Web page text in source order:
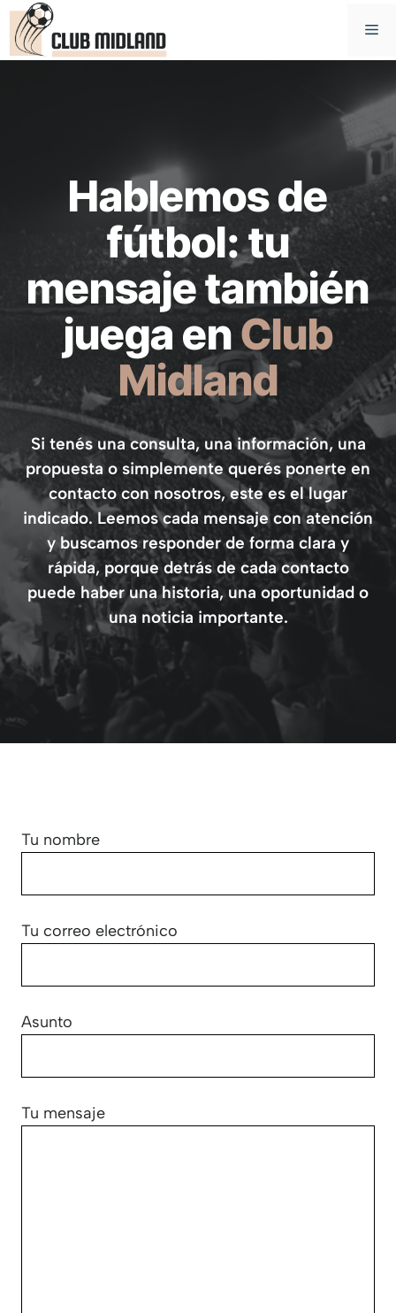
Saltar
contenido
Hablemos de
fútbol: tu
mensaje también
juega enClub
Midland
Si tenés una consulta, una información, una
propuesta o simplemente querés ponerte en
contacto con nosotros, este es el lugar
indicado. Leemos cada mensaje con atención
y buscamos responder de forma clara y
rápida, porque detrás de cada contacto
puede haber una historia, una oportunidad o
una noticia importante.
Tu nombre
Tu correo electrónico
Asunto
Tu mensaje